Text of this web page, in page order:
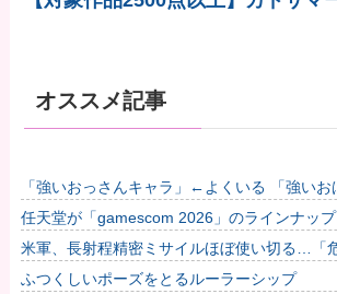
オススメ記事
「強いおっさんキャラ」←よくいる 「強いお
← 全然いない他
任天堂が「gamescom 2026」のラインナッ
米軍、長射程精密ミサイルほぼ使い切る…「
少」と軍高官が警告！
ふつくしいポーズをとるルーラーシップ